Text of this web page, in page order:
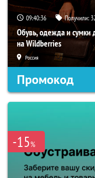
09:40:36 Получили:
Обувь, одежда и сумки
на Wildberries
Россия
Промокод
-15%